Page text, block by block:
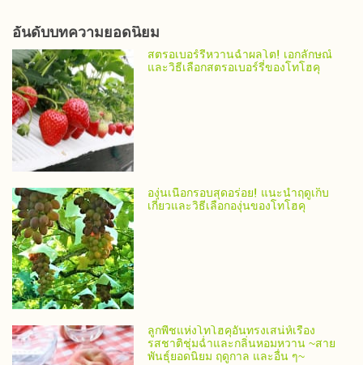
อันดับบทความยอดนิยม
สตรอเบอร์รี่หวานฉ่ำผลโต! เอกลักษณ์
และวิธีเลือกสตรอเบอร์รี่ของโทโฮคุ
องุ่นเนื้อกรอบสุดอร่อย! แนะนำฤดูเก็บ
เกี่ยวและวิธีเลือกองุ่นของโทโฮคุ
ลูกพีชแห่งโทโฮคุอันทรงเสน่ห์เรื่อง
รสชาติชุ่มฉ่ำและกลิ่นหอมหวาน ~สาย
พันธุ์ยอดนิยม ฤดูกาล และอื่น ๆ~